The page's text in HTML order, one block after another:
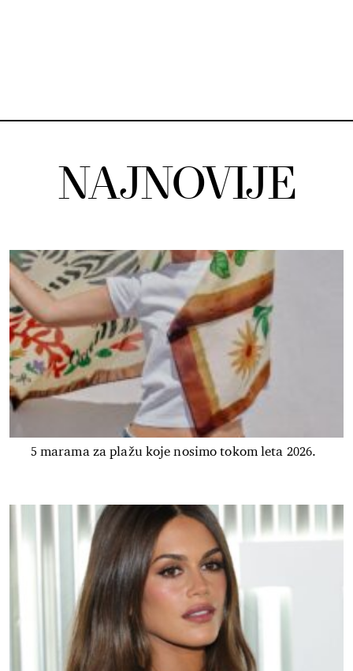
NAJNOVIJE
5 marama za plažu koje nosimo tokom leta 2026.